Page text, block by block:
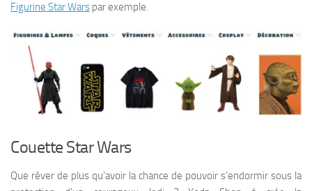
Figurine Star Wars par exemple.
Couette Star Wars
Que rêver de plus qu’avoir la chance de pouvoir s’endormir sous la